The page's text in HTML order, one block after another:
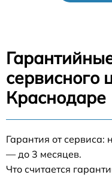
сервисного
Краснодаре
Гарантия от
— до 3 месяцев.
Что считается